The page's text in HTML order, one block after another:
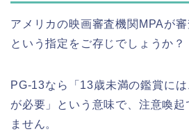
アメリカの映画審査機関MPAが審
という指定をご存じでしょうか？
PG-13なら「13歳未満の鑑賞に
が必要」という意味で、注意喚起
ません。